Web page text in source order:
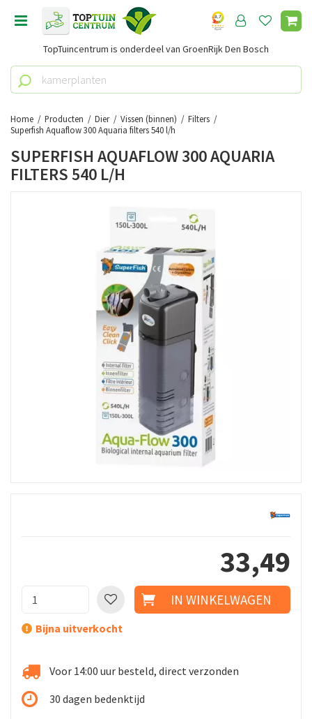
Home Producten Dier Vissen (binnen)
Filters
Superfish Aquaflow 300 Aquaria filters 540 l/h
TopTuincentrum is onderdeel van GroenRijk Den Bosch
SUPERFISH AQUAFLOW 300 AQUARIA
FILTERS 540 L/H
33,49
Bijna uitverkocht
Voor 14:00 uur besteld, direct verzonden
30 dagen bedenktijd